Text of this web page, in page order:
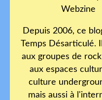
Depuis 2006, ce
Temps Désarticulé.
aux groupes de
aux espaces
culture
mais aussi à